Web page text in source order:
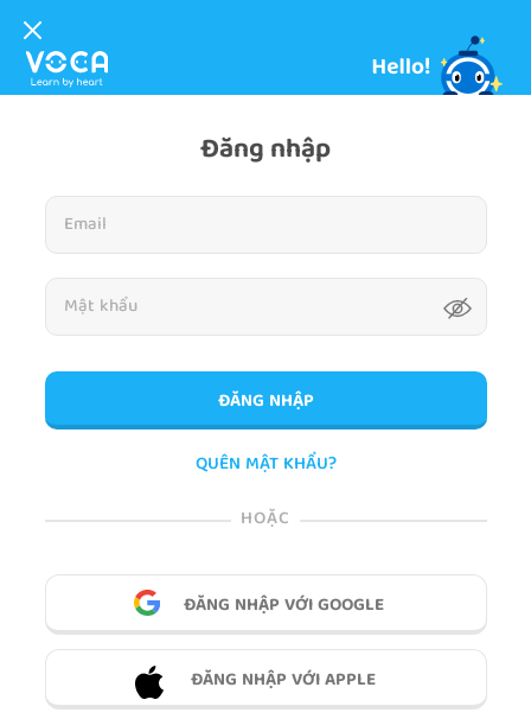
Đăng nhập
ĐĂNG NHẬP
QUÊN MẬT KHẨU?
HOẶC
ĐĂNG NHẬP VỚI GOOGLE
ĐĂNG NHẬP VỚI APPLE